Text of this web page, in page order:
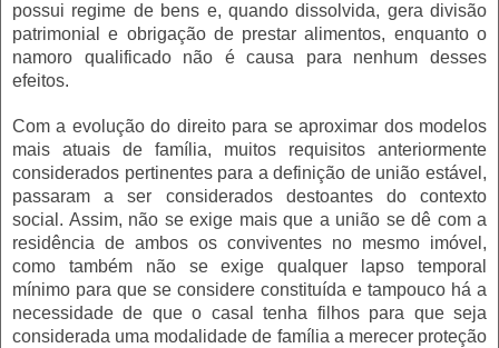
possui regime de bens e, quando dissolvida, gera divisão
patrimonial e obrigação de prestar alimentos, enquanto o
namoro qualificado não é causa para nenhum desses
efeitos.
Com a evolução do direito para se aproximar dos modelos
mais atuais de família, muitos requisitos anteriormente
considerados pertinentes para a definição de união estável,
passaram a ser considerados destoantes do contexto
social. Assim, não se exige mais que a união se dê com a
residência de ambos os conviventes no mesmo imóvel,
como também não se exige qualquer lapso temporal
mínimo para que se considere constituída e tampouco há a
necessidade de que o casal tenha filhos para que seja
considerada uma modalidade de família a merecer proteção